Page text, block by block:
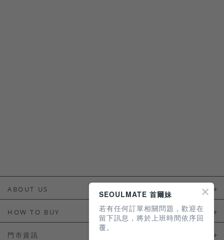
ABOUT US
HOW TO BUY
如何購買
門市資訊
SEOULMATE 首爾妹
若有任何訂單相關問題，歡迎在
留下訊息，將於上班時間依序回
覆。